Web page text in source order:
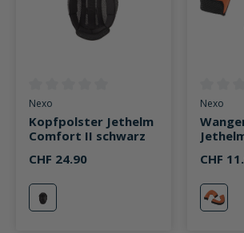
Durchschnittliche Bewertung von 0 von 5
Nexo
Kopfpolster Jethelm
Comfort II schwarz
CHF 24.90
schwarz
Nexo
CHF